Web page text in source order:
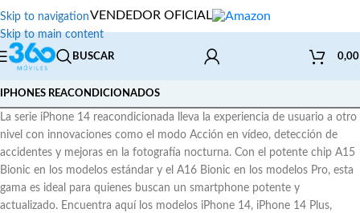
Skip to navigation
Skip to main content
VENDEDOR OFICIAL
BUSCAR
IPHONES REACONDICIONADOS
La serie iPhone 14 reacondicionada lleva la experiencia de usuario a otro
nivel con innovaciones como el modo Acción en vídeo, detección de
accidentes y mejoras en la fotografía nocturna. Con el potente chip A15
Bionic en los modelos estándar y el A16 Bionic en los modelos Pro, esta
gama es ideal para quienes buscan un smartphone potente y
actualizado. Encuentra aquí los modelos iPhone 14, iPhone 14 Plus,